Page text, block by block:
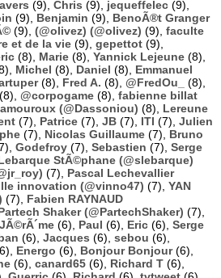
(9), Chris (9), jequeffelec (9),
(9), Benjamin (9), BenoÃ®t Granger
(9), (@olivez) (@olivez) (9), faculte
et de la vie (9), gepettot (9),
(8), Marie (8), Yannick Lejeune (8),
Michel (8), Daniel (8), Emmanuel
(8), Fred A. (8), @FredOu_
(8),
(8), @corpogame (8), fabienne billat
(@Dassoniou) (8), Lereune
(7), Patrice (7), JB (7), ITI (7), Julien
(7), Nicolas Guillaume (7), Bruno
Godefroy (7), Sebastien (7), Serge
StÃ©phane (@slebarque)
(7), Pascal Lechevallier
innovation (@vinno47) (7), YAN
(7), Fabien RAYNAUD
Shaker (@PartechShaker) (7),
JÃ©rÃ´me (6), Paul (6), Eric (6), Serge
(6), Jacques (6), sebou (6),
Energo (6), Bonjour Bonjour(6),
(6), canard65 (6), Richard T (6),